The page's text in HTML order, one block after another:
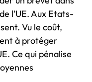
l’UE. Aux Etats-
Vu le coût,
à protéger
Ce qui pénalise